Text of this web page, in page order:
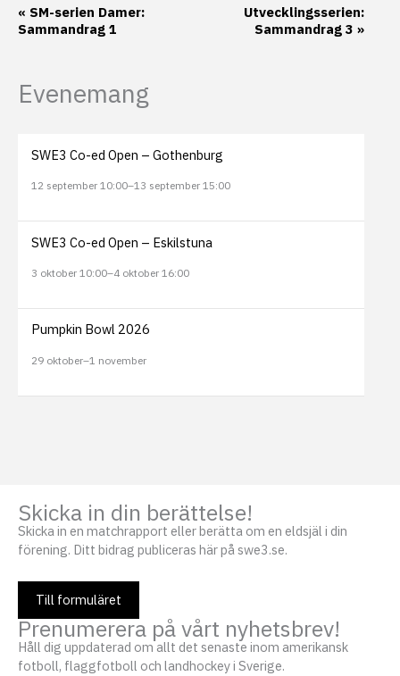
Evenemang-
navigering
« SM-serien Damer:
Sammandrag 1
Utvecklingsserien:
Sammandrag 3 »
Evenemang
SWE3 Co-ed Open – Gothenburg
12 september 10:00–13 september 15:00
SWE3 Co-ed Open – Eskilstuna
3 oktober 10:00–4 oktober 16:00
Pumpkin Bowl 2026
29 oktober–1 november
Skicka in din berättelse!
Skicka in en matchrapport eller berätta om en eldsjäl i din
förening. Ditt bidrag publiceras här på swe3.se.
Till formuläret
Prenumerera på vårt nyhetsbrev!
Håll dig uppdaterad om allt det senaste inom amerikansk
fotboll, flaggfotboll och landhockey i Sverige.